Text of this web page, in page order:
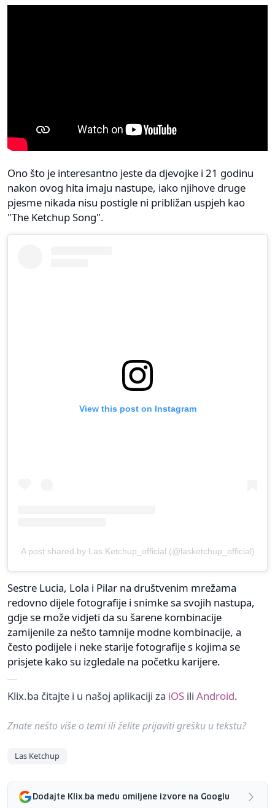
Ono što je interesantno jeste da djevojke i 21 godinu
nakon ovog hita imaju nastupe, iako njihove druge
pjesme nikada nisu postigle ni približan uspjeh kao
"The Ketchup Song".
View this post on Instagram
A post shared by Las Ketchup_official (@lasketchup_official)
Sestre Lucia, Lola i Pilar na društvenim mrežama
redovno dijele fotografije i snimke sa svojih nastupa,
gdje se može vidjeti da su šarene kombinacije
zamijenile za nešto tamnije modne kombinacije, a
često podijele i neke starije fotografije s kojima se
prisjete kako su izgledale na početku karijere.
Klix.ba čitajte i u našoj aplikaciji za iOS ili Android.
Znate nešto više o temi ili želite prijaviti grešku u tekstu?
Las Ketchup
Dodajte Klix.ba među omiljene izvore na Googlu